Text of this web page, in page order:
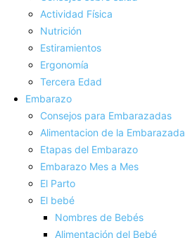
Actividad Fí­sica
Nutrición
Estiramientos
Ergonomí­a
Tercera Edad
Embarazo
Consejos para Embarazadas
Alimentacion de la Embarazada
Etapas del Embarazo
Embarazo Mes a Mes
El Parto
El bebé
Nombres de Bebés
Alimentación del Bebé